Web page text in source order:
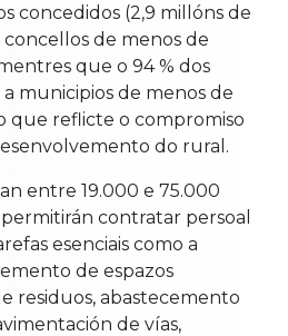
concedidos (2,9 millóns de
de menos de
que o 94 % dos
municipios de menos de
que reflicte o compromiso
do rural.
entre 19.000 e 75.000
contratar persoal
esenciais como a
de espazos
residuos, abastecemento
de vías,